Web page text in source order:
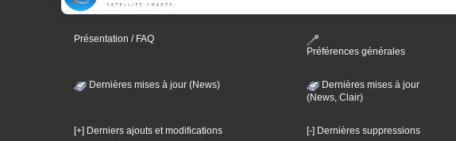
Présentation / FAQ
Préférences générales
Dernières mises à jour (News)
Dernières mises à jour
(News, Clair)
[+] Derniers ajouts et modifications [-] Dernières suppressions